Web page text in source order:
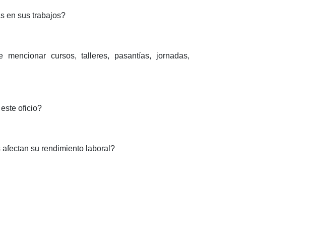
en sus trabajos?
cursos, talleres, pasantías, jornadas,
oficio?
su rendimiento laboral?